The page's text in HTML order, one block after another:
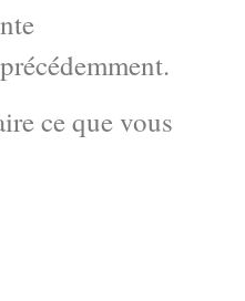
ce que vous